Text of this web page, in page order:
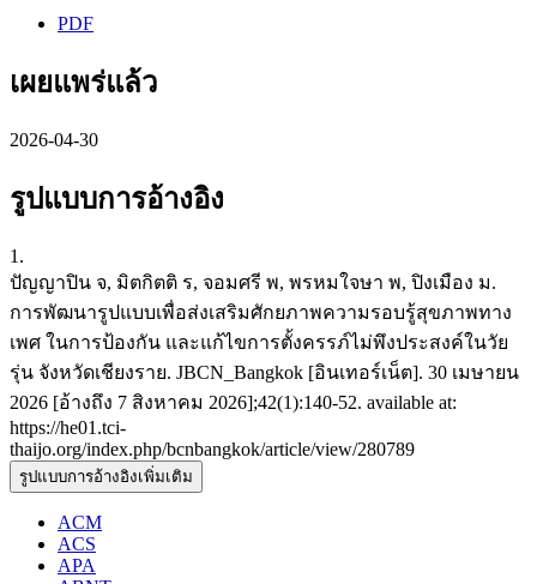
PDF
เผยแพร่แล้ว
2026-04-30
รูปแบบการอ้างอิง
1.
ปัญญาปิน จ, มิตกิตติ ร, จอมศรี พ, พรหมใจษา พ, ปิงเมือง ม.
การพัฒนารูปแบบเพื่อส่งเสริมศักยภาพความรอบรู้สุขภาพทาง
เพศ ในการป้องกัน และแก้ไขการตั้งครรภ์ไม่พึงประสงค์ในวัย
รุ่น จังหวัดเชียงราย. JBCN_Bangkok [อินเทอร์เน็ต]. 30 เมษายน
2026 [อ้างถึง 7 สิงหาคม 2026];42(1):140-52. available at:
https://he01.tci-
thaijo.org/index.php/bcnbangkok/article/view/280789
รูปแบบการอ้างอิงเพิ่มเติม
ACM
ACS
APA